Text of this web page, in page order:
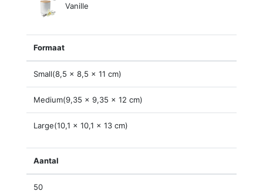
Vanille
Formaat
Small(8,5 x 8,5 x 11 cm)
Medium(9,35 x 9,35 x 12 cm)
Large(10,1 x 10,1 x 13 cm)
Aantal
50